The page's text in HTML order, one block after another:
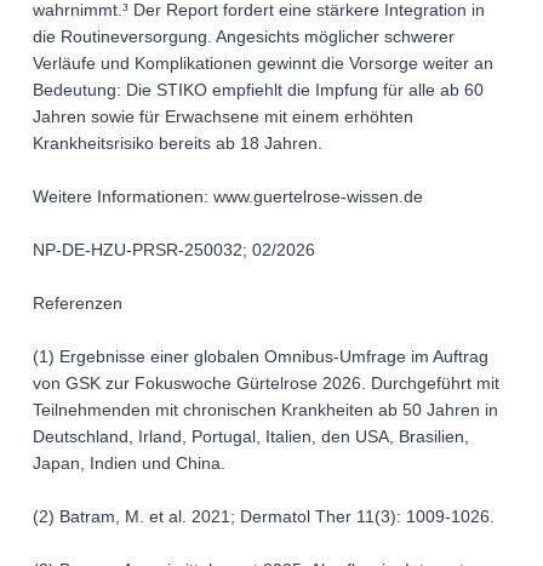
wahrnimmt.³ Der Report fordert eine stärkere Integration in
die Routineversorgung. Angesichts möglicher schwerer
Verläufe und Komplikationen gewinnt die Vorsorge weiter an
Bedeutung: Die STIKO empfiehlt die Impfung für alle ab 60
Jahren sowie für Erwachsene mit einem erhöhten
Krankheitsrisiko bereits ab 18 Jahren.
Weitere Informationen: www.guertelrose-wissen.de
NP-DE-HZU-PRSR-250032; 02/2026
Referenzen
(1) Ergebnisse einer globalen Omnibus-Umfrage im Auftrag
von GSK zur Fokuswoche Gürtelrose 2026. Durchgeführt mit
Teilnehmenden mit chronischen Krankheiten ab 50 Jahren in
Deutschland, Irland, Portugal, Italien, den USA, Brasilien,
Japan, Indien und China.
(2) Batram, M. et al. 2021; Dermatol Ther 11(3): 1009-1026.